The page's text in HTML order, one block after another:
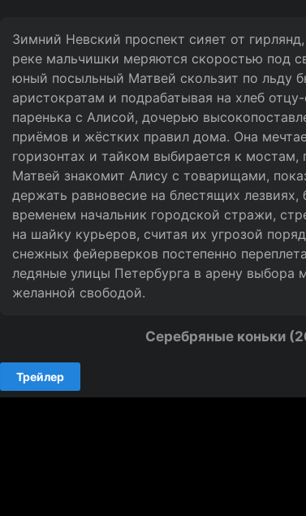
Зимний Невский проспект сияет от
реке мальчишки меряются скоростью под
юный посыльный Матвей скользит по льду
аристократам и подрабатывая на хлеб
паренька с Алисой, дочерью
приёмов и жёстких правил дома. Она
горизонтах и тайком выбирается к мостам,
Матвей знакомит Алису с товарищами,
держать равновесие на блестящих
временем начальник городской стражи,
на шайку курьеров, считая их угрозой
снежных фейерверков постепенно
ледяные улицы Петербурга в арену выбора
желанной свободой.
Серебряные коньки
Трейлер